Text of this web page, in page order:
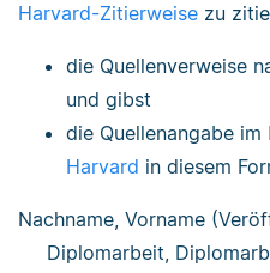
Harvard-Zitierweise zu
die Quellenverweise
und gibst
die Quellenangabe im
Harvard in diesem
Nachname, Vorname
Diplomarbeit,